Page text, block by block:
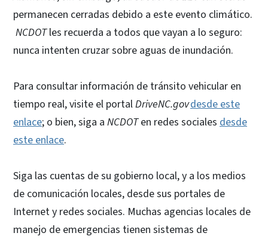
permanecen cerradas debido a este evento climático.
NCDOTles recuerda a todos que vayan a lo seguro:
nunca intenten cruzar sobre aguas de inundación.
Para consultar información de tránsito vehicular en
tiempo real, visite el portalDriveNC.govdesde este
enlace; o bien, siga a NCDOTen redes sociales desde
este enlace.
Siga las cuentas de su gobierno local, y a los medios
de comunicación locales, desde sus portales de
Internet y redes sociales. Muchas agencias locales de
manejo de emergencias tienen sistemas de